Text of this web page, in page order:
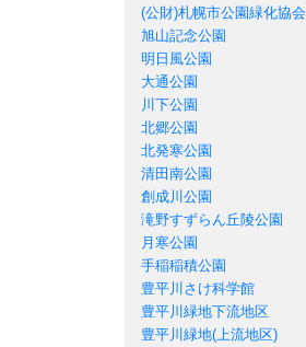
(公財)札幌市公園緑化協会
旭山記念公園
明日風公園
大通公園
川下公園
北郷公園
北発寒公園
清田南公園
創成川公園
滝野すずらん丘陵公園
月寒公園
手稲稲積公園
豊平川さけ科学館
豊平川緑地下流地区
豊平川緑地(上流地区)